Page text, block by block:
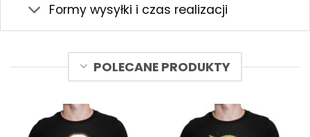
Formy wysyłki i czas realizacji
POLECANE PRODUKTY